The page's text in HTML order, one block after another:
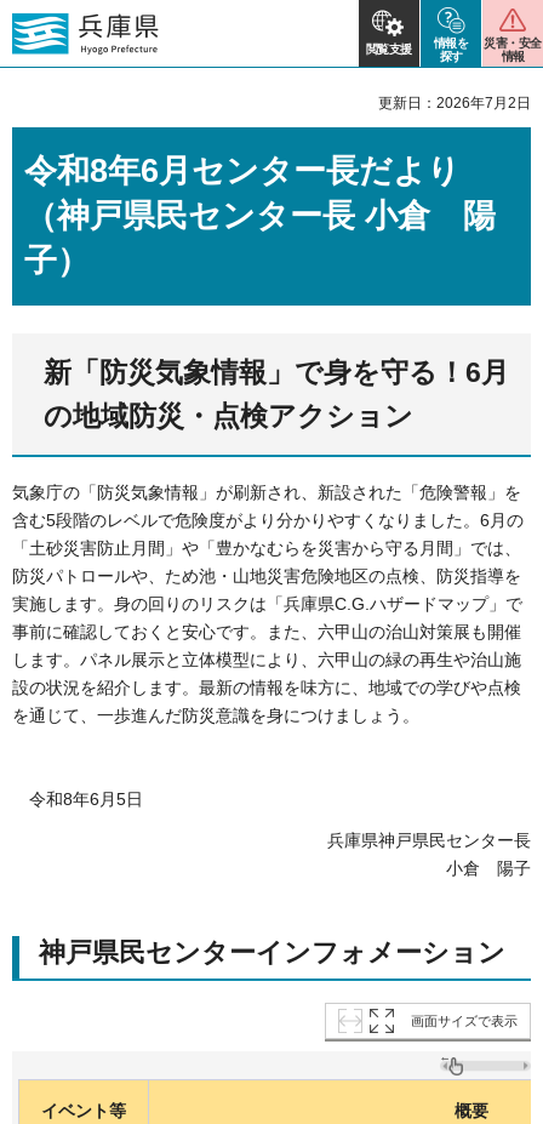
閲覧支援
情報を
探す
災害・安全
情報
更新日：2026年7月2日
令和8年6月センター長だより
（神戸県民センター長 小倉 陽
子）
新「防災気象情報」で身を守る！6月
の地域防災・点検アクション
気象庁の「防災気象情報」が刷新され、新設された「危険警報」を
含む5段階のレベルで危険度がより分かりやすくなりました。6月の
「土砂災害防止月間」や「豊かなむらを災害から守る月間」では、
防災パトロールや、ため池・山地災害危険地区の点検、防災指導を
実施します。身の回りのリスクは「兵庫県C.G.ハザードマップ」で
事前に確認しておくと安心です。また、六甲山の治山対策展も開催
します。パネル展示と立体模型により、六甲山の緑の再生や治山施
設の状況を紹介します。最新の情報を味方に、地域での学びや点検
を通じて、一歩進んだ防災意識を身につけましょう。
令和8年6月5日
兵庫県神戸県民センター長
小倉 陽子
神戸県民センターインフォメーション
画面サイズで表示
イベント等 概要